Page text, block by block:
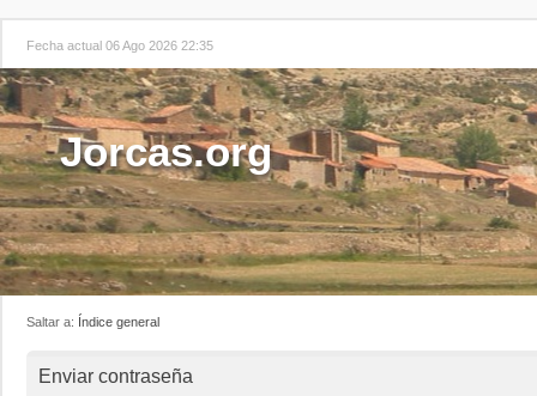
Fecha actual 06 Ago 2026 22:35
Jorcas.org
Saltar a: Índice general
Enviar contraseña